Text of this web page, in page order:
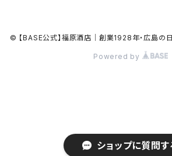
ショップに質問す
© 【BASE公式】福原酒店｜創業1928年・広島の
Powered by